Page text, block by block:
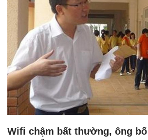
Wifi chậm bất thường, ông